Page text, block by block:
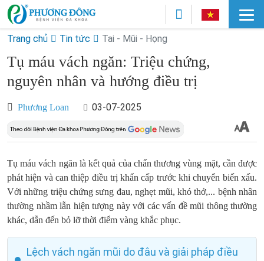
Trang chủ Tin tức Tai - Mũi - Họng
Tụ máu vách ngăn: Triệu chứng,
nguyên nhân và hướng điều trị
Phương Loan 03-07-2025
Tụ máu vách ngăn là kết quả của chấn thương vùng mặt, cần được
phát hiện và can thiệp điều trị khẩn cấp trước khi chuyển biến xấu.
Với những triệu chứng sưng đau, nghẹt mũi, khó thở,... bệnh nhân
thường nhầm lẫn hiện tượng này với các vấn đề mũi thông thường
khác, dẫn đến bỏ lỡ thời điểm vàng khắc phục.
Lệch vách ngăn mũi do đâu và giải pháp điều